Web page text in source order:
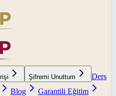
Şifremi Unuttum
Ders
Blog
Garantili Eğitim